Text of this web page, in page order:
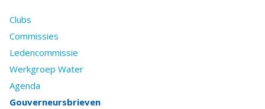
Clubs
Commissies
Ledencommissie
Werkgroep Water
Agenda
Gouverneursbrieven